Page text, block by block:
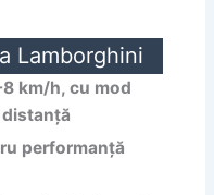
Lamborghini
km/h, cu mod
performanță